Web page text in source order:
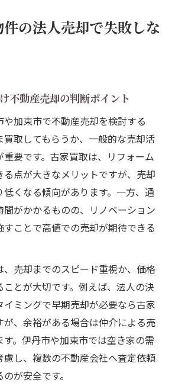
の法人売却で失敗しな
不動産売却の判断ポイント
加東市で不動産売却を検討する
取してもらうか、一般的な売却活
要です。古家買取は、リフォーム
点が大きなメリットですが、売却
くなる傾向があります。一方、通
がかかるものの、リノベーション
ことで高値での売却が期待できる
売却までのスピード重視か、価格
とが大切です。例えば、法人の決
ミングで早期売却が必要なら古家
が、余裕がある場合は仲介による売
。伊丹市や加東市では空き家の需
慮し、複数の不動産会社へ査定依頼
が安全です。